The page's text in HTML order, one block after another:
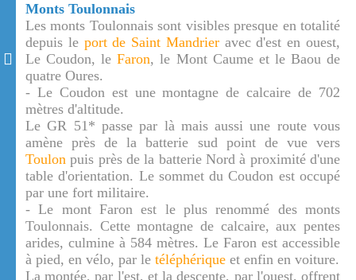
Monts Toulonnais
Les monts Toulonnais sont visibles presque en totalité
depuis le port de Saint Mandrieravec d'est en ouest,
Le Coudon, leFaron, le Mont Caume et le Baou de
quatre Oures.
- Le Coudon est une montagne de calcaire de 702
mètres d'altitude.
Le GR 51* passe par là mais aussi une route vous
amène près de la batterie sud point de vue vers
Toulon puis près de la batterie Nord à proximité d'une
table d'orientation. Le sommet du Coudon est occupé
par une fort militaire.
- Le mont Faron est le plus renommé des monts
Toulonnais. Cette montagne de calcaire, aux pentes
arides, culmine à 584 mètres. Le Faron est accessible
à pied, en vélo, par le téléphérique et enfin en voiture.
La montée, par l'est, et la descente, par l'ouest, offrent